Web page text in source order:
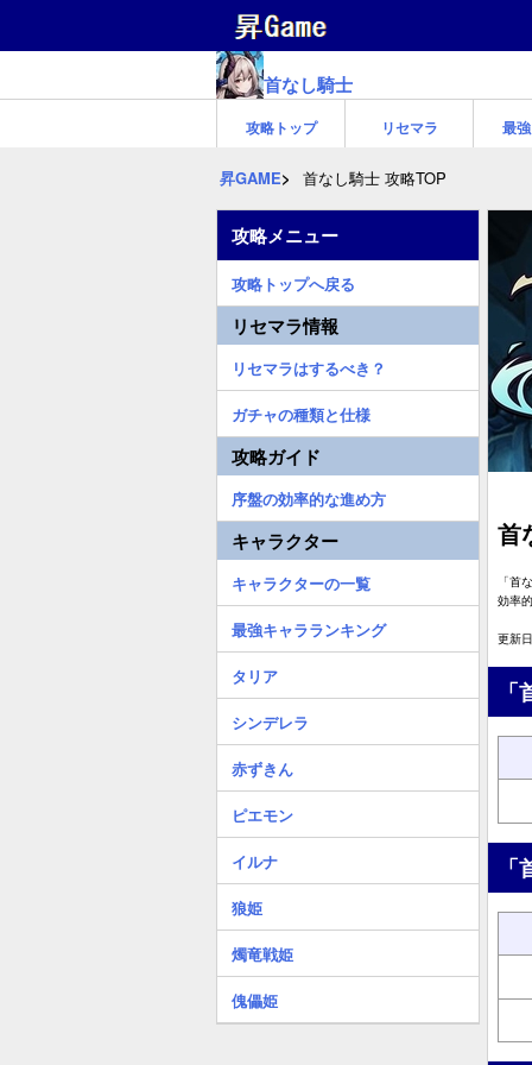
首なし騎士
攻略トップ リセマラ 最
昇GAME 首なし騎士 攻略TOP
首
「首
効率
更新
攻略メニュー
攻略トップへ戻る
リセマラ情報
リセマラはするべき？
ガチャの種類と仕様
攻略ガイド
序盤の効率的な進め方
キャラクター
キャラクターの一覧
最強キャラランキング
タリア
シンデレラ
赤ずきん
ピエモン
イルナ
狼姫
燭竜戦姫
傀儡姫